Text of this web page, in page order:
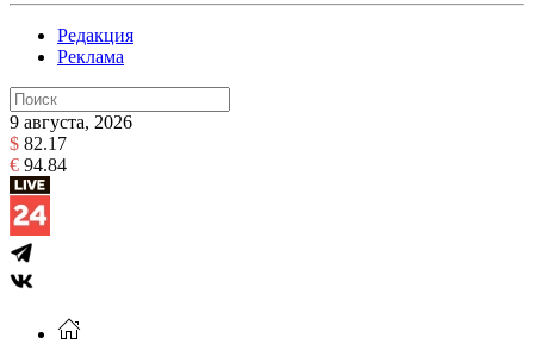
Редакция
Реклама
9 августа, 2026
$ 82.17
€ 94.84